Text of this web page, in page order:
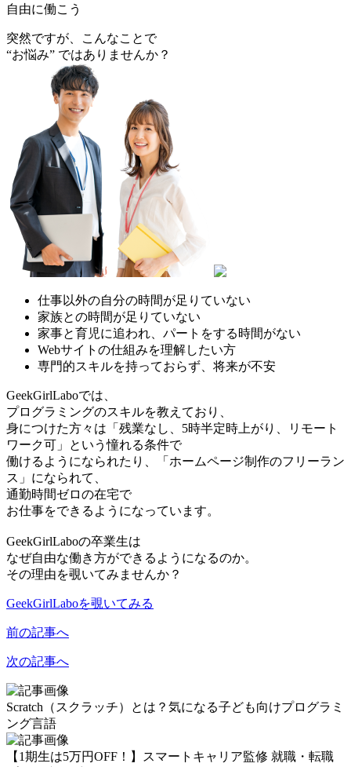
自由に働こう
突然ですが、こんなことで
“お悩み” ではありませんか？
仕事以外の自分の時間が足りていない
家族との時間が足りていない
家事と育児に追われ、パートをする時間がない
Webサイトの仕組みを理解したい方
専門的スキルを持っておらず、将来が不安
GeekGirlLaboでは、
プログラミングのスキルを教えており、
身につけた方々は「残業なし、5時半定時上がり、リモート
ワーク可」という憧れる条件で
働けるようになられたり、「ホームページ制作のフリーラン
ス」になられて、
通勤時間ゼロの在宅で
お仕事をできるようになっています。
GeekGirlLaboの卒業生は
なぜ自由な働き方ができるようになるのか。
その理由を覗いてみませんか？
GeekGirlLaboを覗いてみる
前の記事へ
次の記事へ
Scratch（スクラッチ）とは？気になる子ども向けプログラミ
ング言語
【1期生は5万円OFF！】スマートキャリア監修 就職・転職